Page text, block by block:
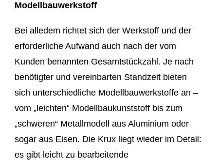
Modellbauwerkstoff
Bei alledem richtet sich der Werkstoff und der
erforderliche Aufwand auch nach der vom
Kunden benannten Gesamtstückzahl. Je nach
benötigter und vereinbarten Standzeit bieten
sich unterschiedliche Modellbauwerkstoffe an –
vom „leichten“ Modellbaukunststoff bis zum
„schweren“ Metallmodell aus Aluminium oder
sogar aus Eisen. Die Krux liegt wieder im Detail:
es gibt leicht zu bearbeitende